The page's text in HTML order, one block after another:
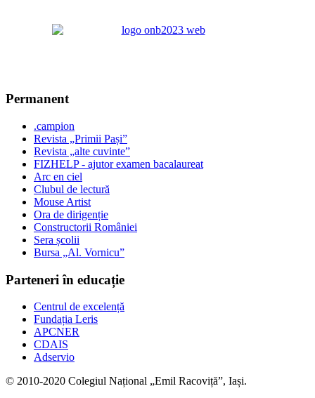
Permanent
.campion
Revista „Primii Pași”
Revista „alte cuvinte”
FIZHELP - ajutor examen bacalaureat
Arc en ciel
Clubul de lectură
Mouse Artist
Ora de dirigenție
Constructorii României
Sera școlii
Bursa „Al. Vornicu”
Parteneri în educație
Centrul de excelență
Fundația Leris
APCNER
CDAIS
Adservio
© 2010-2020 Colegiul Național „Emil Racoviță”, Iași.